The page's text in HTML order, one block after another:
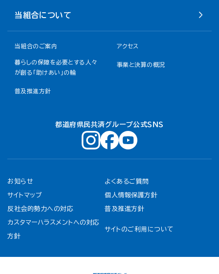
当組合について
当組合のご案内 アクセス
暮らしの保障を必要とする人々
が創る「助けあい」の輪
事業と決算の概況
普及推進方針
都道府県民共済グループ公式ＳＮＳ
お知らせ よくあるご質問
サイトマップ 個人情報保護方針
反社会的勢力への対応 普及推進方針
カスタマーハラスメントへの対応
方針
サイトのご利用について